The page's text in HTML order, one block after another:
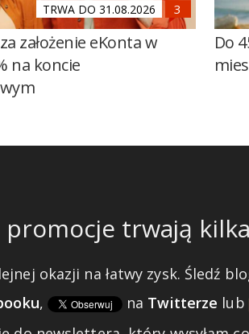
TRWA DO 31.08.2026
założenie eKonta w
na koncie
Do
promocje trwają
okazji na łatwy zysk. Śledź
, na Twitterze lub